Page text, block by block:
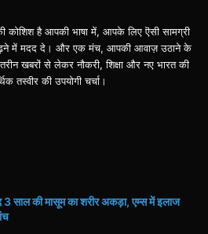
है आपकी भाषा में, आपके लिए ऎसी सामग्री
में मदद दे। और एक मंच, आपकी आवाज़ उठाने के
खबरों से लेकर नौकरी, शिक्षा और नए भारत की
तस्वीर की उपयोगी चर्चा।
3 साल की मासूम का शरीर अकड़ा, एम्स में इलाज